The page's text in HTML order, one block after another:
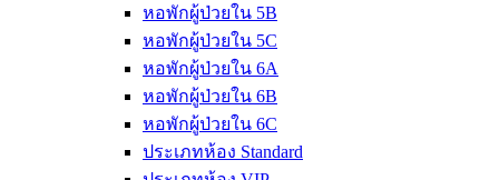
หอพักผู้ป่วยใน 5B
หอพักผู้ป่วยใน 5C
หอพักผู้ป่วยใน 6A
หอพักผู้ป่วยใน 6B
หอพักผู้ป่วยใน 6C
ประเภทห้อง Standard